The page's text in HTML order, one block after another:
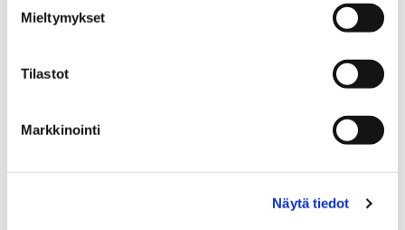
Mieltymykset
Tilastot
Markkinointi
Näytä tiedot